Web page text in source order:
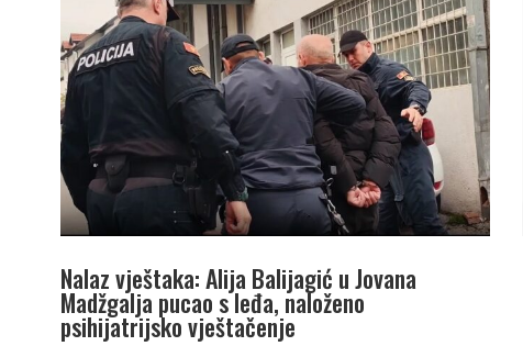
Nalaz vještaka: Alija Balijagić u Jovana
Madžgalja pucao s leđa, naloženo
psihijatrijsko vještačenje